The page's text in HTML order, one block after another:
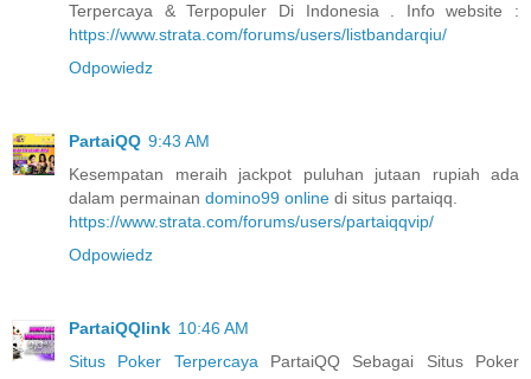
Terpercaya & Terpopuler Di Indonesia . Info website :
https://www.strata.com/forums/users/listbandarqiu/
Odpowiedz
PartaiQQ 9:43 AM
Kesempatan meraih jackpot puluhan jutaan rupiah ada
dalam permainan domino99 online di situs partaiqq.
https://www.strata.com/forums/users/partaiqqvip/
Odpowiedz
PartaiQQlink 10:46 AM
Situs Poker Terpercaya PartaiQQ Sebagai Situs Poker